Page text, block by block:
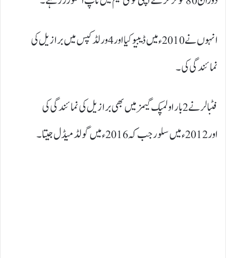
انہوں نے 2010ء میں ڈیبیو کیا اور 4 ورلڈ کپس میں برازیل کی
نمائندگی کی۔
فٹبالر نے 2 بار اولمپک گیمز میں بھی برازیل کی نمائندگی کی
اور 2012ء میں سلور جب کہ 2016ء میں گولڈ میڈل جیتا۔